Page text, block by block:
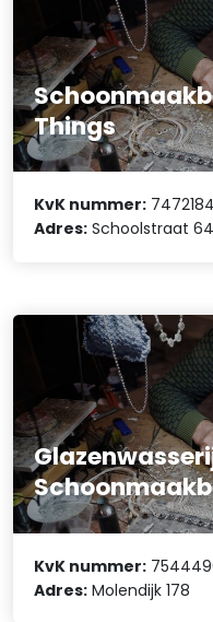
Things
KvK nummer:
Adres: Schoolstraat 64
KvK nummer:
Adres: Molendijk 178